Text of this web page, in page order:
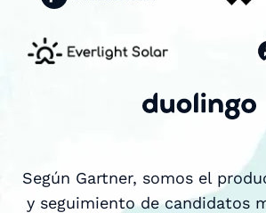
Según Gartner, somos el
y seguimiento de candidatos